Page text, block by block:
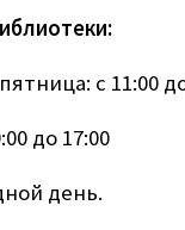
с 11:00
до 17:00
день.